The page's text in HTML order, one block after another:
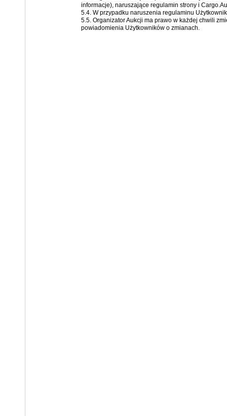
informacje), naruszające regulamin strony i
5.4. W przypadku naruszenia regulaminu
5.5. Organizator Aukcji ma prawo w każdej chwili
powiadomienia Użytkowników o zmianach.